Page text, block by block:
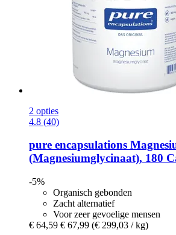
2 opties
4.8 (40)
pure encapsulations
(Magnesiumglycinaat), 180
-5%
Organisch gebonden
Zacht alternatief
Voor zeer gevoelige mensen
€ 64,59 € 67,99 (€ 299,03 / kg)